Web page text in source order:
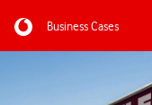
Business Cases